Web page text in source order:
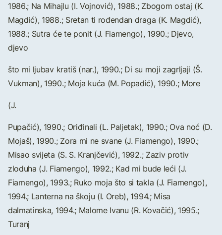
1986.; Na Mihajlu (I. Vojnović), 1988.; Zbogom ostaj (K.
Magdić), 1988.; Sretan ti rođendan draga (K. Magdić),
1988.; Sutra će te ponit (J. Fiamengo), 1990.; Djevo,
djevo
što mi ljubav kratiš (nar.), 1990.; Di su moji zagrljaji (Š.
Vukman), 1990.; Moja kuća (M. Popadić), 1990.; More
(J.
Pupačić), 1990.; Oriđinali (L. Paljetak), 1990.; Ova noć (D.
Mojaš), 1990.; Zora mi ne svane (J. Fiamengo), 1990.;
Misao svijeta (S. S. Kranjčević), 1992.; Zaziv protiv
zloduha (J. Fiamengo), 1992.; Kad mi bude leći (J.
Fiamengo), 1993.; Ruko moja što si takla (J. Fiamengo),
1994.; Lanterna na škoju (I. Oreb), 1994.; Misa
dalmatinska, 1994.; Malome Ivanu (R. Kovačić), 1995.;
Turanj